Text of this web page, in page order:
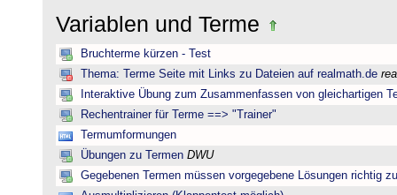
Variablen und Terme
Bruchterme kürzen - Test
Thema: Terme Seite mit Links zu Dateien auf realmath.de
Interaktive Übung zum Zusammenfassen von gleichartigen
Rechentrainer für Terme ==> "Trainer"
Termumformungen
Übungen zu Termen DWU
Gegebenen Termen müssen vorgegebene Lösungen richtig